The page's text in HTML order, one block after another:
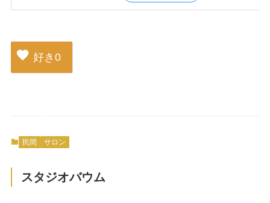
好き 0
民間 サロン
スタジオバウム